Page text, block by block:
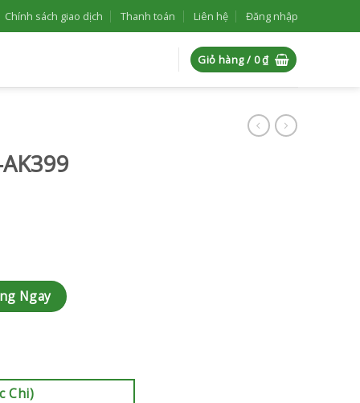
Chính sách giao dịch Thanh toán Liên hệ Đăng nhập
Giỏ hàng / 0₫
Ngay
Chi)